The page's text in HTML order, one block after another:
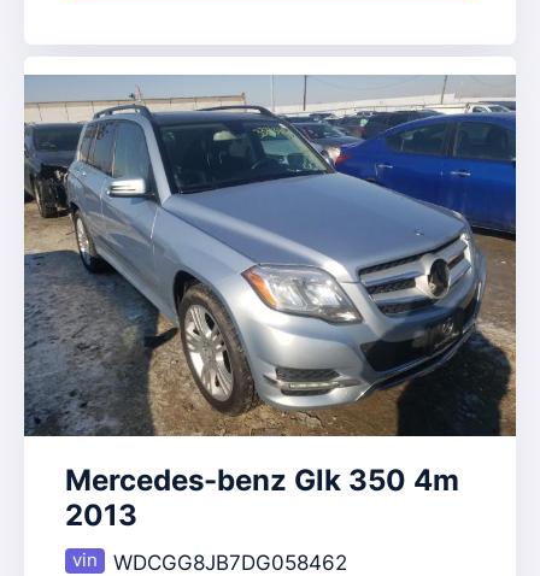
Mercedes-benz Glk 350 4m
2013
WDCGG8JB7DG058462